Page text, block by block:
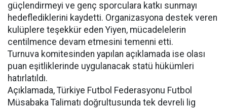
güçlendirmeyi ve genç sporculara katkı sunmayı
hedeflediklerini kaydetti. Organizasyona destek veren
kulüplere teşekkür eden Yiyen, mücadelelerin
centilmence devam etmesini temenni etti.
Turnuva komitesinden yapılan açıklamada ise olası
puan eşitliklerinde uygulanacak statü hükümleri
hatırlatıldı.
Açıklamada, Türkiye Futbol Federasyonu Futbol
Müsabaka Talimatı doğrultusunda tek devreli lig